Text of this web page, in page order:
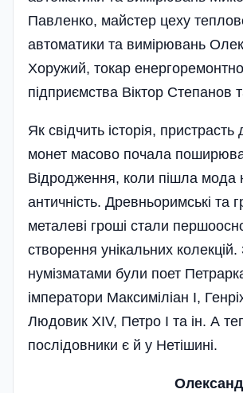
Павленко, майстер цеху
автоматики та вимірювань
Хоружий, токар
підприємства Віктор Степанов
Як свідчить історія,
монет масово почала
Відродження, коли пішла мода
античність. Древньоримські та
металеві гроші стали
створення унікальних
нумізматами були поет
імператори Максиміліан І,
Людовик ХІV, Петро І та ін. А
послідовники є й у Нетішині.